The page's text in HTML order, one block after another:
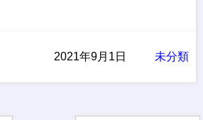
未分類
2021年9月1日